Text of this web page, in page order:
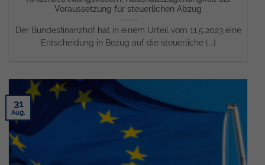
Voraussetzung für steuerlichen Abzug
Der Bundesfinanzhof hat in einem Urteil vom 11.5.2023 eine
Entscheidung in Bezug auf die steuerliche [...]
31
Aug.